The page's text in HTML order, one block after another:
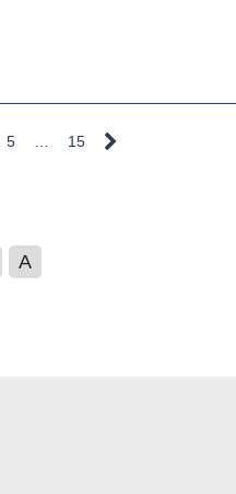
5 … 15
A